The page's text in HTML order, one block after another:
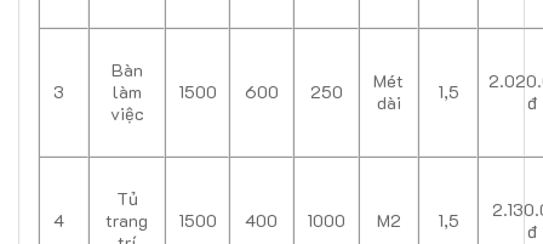
3
Bàn
làm
việc
1500 600 250
Mét
dài
1,5
đ
4
Tủ
trang
1500 400 1000 M2 1,5
đ